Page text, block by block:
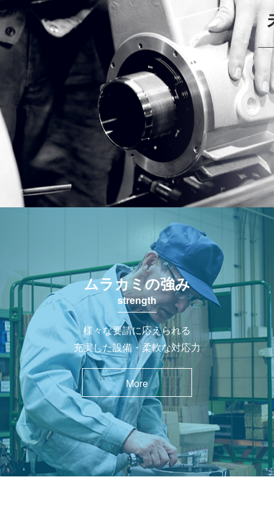
ムラカミの強み
strength
様々な要請に応えられる
充実した設備・柔軟な対応力
More